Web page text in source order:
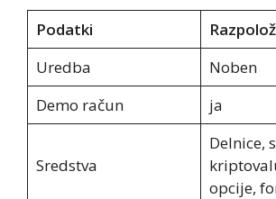
Podatki
Uredba
Noben
Demo račun
ja
Sredstva
Delnice,
opcije,